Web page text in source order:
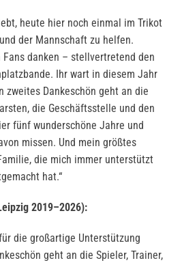
heute hier noch einmal im Trikot
der Mannschaft zu helfen.
danken – stellvertretend den
Ihr wart in diesem Jahr
zweites Dankeschön geht an die
die Geschäftsstelle und den
fünf wunderschöne Jahre und
missen. Und mein größtes
die mich immer unterstützt
hat.“
2019–2026):
die großartige Unterstützung
geht an die Spieler, Trainer,